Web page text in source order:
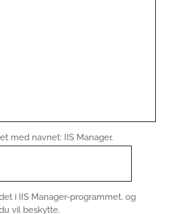
med navnet: IIS Manager.
i IIS Manager-programmet, og
vil beskytte.